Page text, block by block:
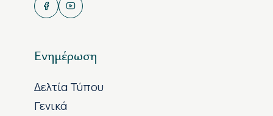
Ενημέρωση
Δελτία Τύπου
Γενικά